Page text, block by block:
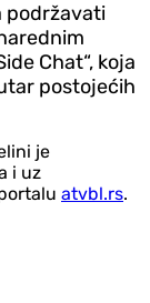
podržavati
Chat“, koja
postojećih
je
i uz
atvbl.rs.